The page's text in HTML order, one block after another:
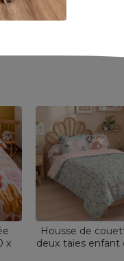
x
Housse de
deux taies enfant